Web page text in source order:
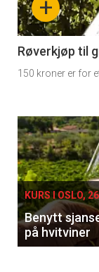
section
11
Ukens
vin
+
Røverkjøp til
150 kroner er for
Events
single
KURS I OSLO,
Benytt
på hvitviner